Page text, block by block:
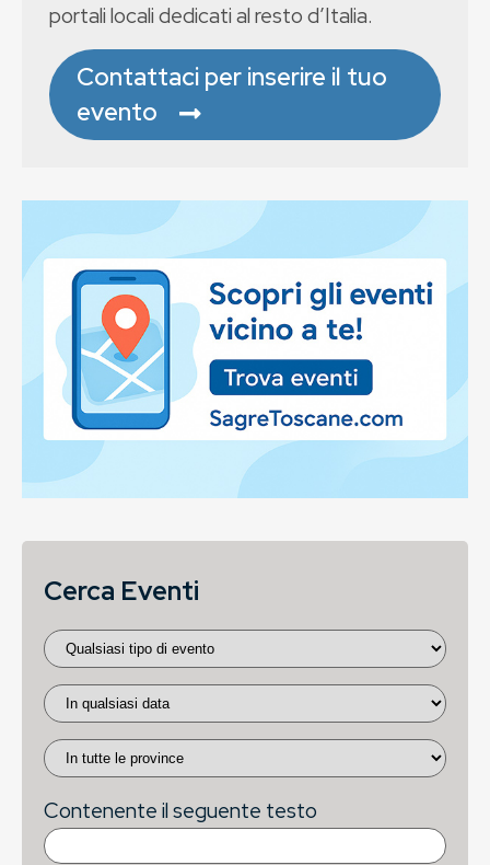
portali locali dedicati al resto d’Italia.
Contattaci per inserire il tuo
evento
Cerca Eventi
Contenente il seguente testo